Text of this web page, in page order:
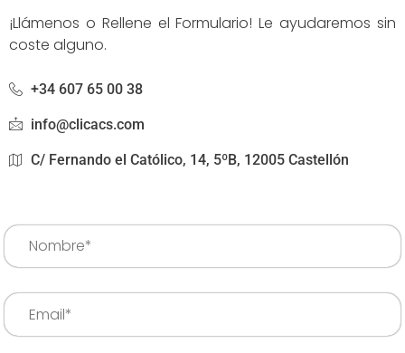
¡Llámenos o Rellene el Formulario! Le ayudaremos sin
coste alguno.
+34 607 65 00 38
info@clicacs.com
C/ Fernando el Católico, 14, 5ºB, 12005 Castellón